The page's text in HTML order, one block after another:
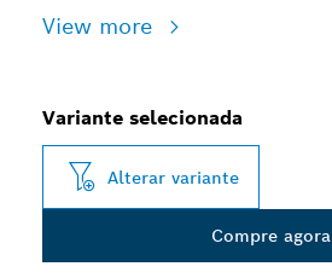
View more
Variante selecionada
Alterar variante
Compre agora